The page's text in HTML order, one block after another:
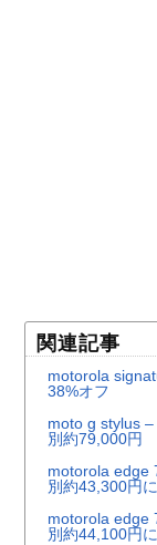
関連記事
motorola
38%オフ
moto g stylus
別約79,000円
motorola edge
別約43,300円
motorola edge
別約44,100円